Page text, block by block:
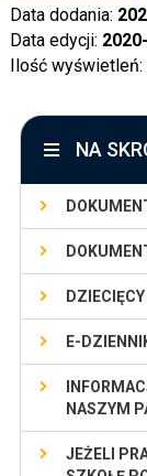
Data dodania:
Data edycji:
Ilość wyświetleń:
NA
E-
NASZYM
JEŻELI